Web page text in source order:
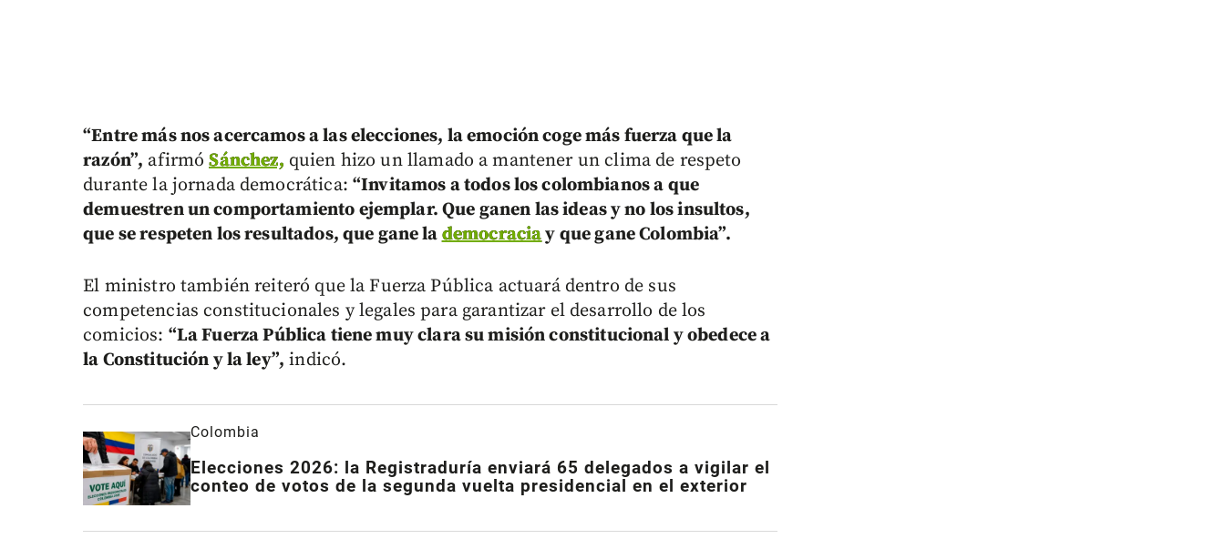
“Entre más nos acercamos a las elecciones, la emoción coge más fuerza que la
razón”, afirmóSánchez, quien hizo un llamado a mantener un clima de respeto
durante la jornada democrática: “Invitamos a todos los colombianos a que
demuestren un comportamiento ejemplar. Que ganen las ideas y no los insultos,
que se respeten los resultados, que gane lademocraciay que gane Colombia”.
El ministro también reiteró que la Fuerza Pública actuará dentro de sus
competencias constitucionales y legales para garantizar el desarrollo de los
comicios: “La Fuerza Pública tiene muy clara su misión constitucional y obedece a
la Constitución y la ley”, indicó.
Colombia
Elecciones 2026: la Registraduría enviará 65 delegados a vigilar el
conteo de votos de la segunda vuelta presidencial en el exterior